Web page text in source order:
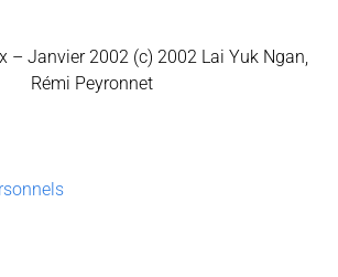
– Janvier 2002 (c) 2002 Lai Yuk Ngan,
Rémi Peyronnet